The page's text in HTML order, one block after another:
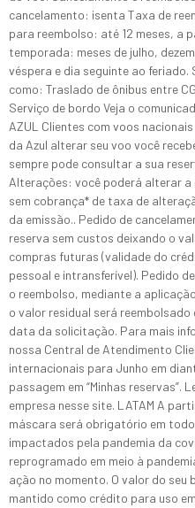
cancelamento: isenta Taxa de
para reembolso: até 12 meses, a
temporada: meses de julho,
véspera e dia seguinte ao
como: Traslado de ônibus entre
Serviço de bordo Veja o
AZUL Clientes com voos
da Azul alterar seu voo você
sempre pode consultar a sua
Alterações: você poderá alterar a
sem cobrança* de taxa de
da emissão.. Pedido de
reserva sem custos deixando o
compras futuras (validade do
pessoal e intransferível). Pedido
o reembolso, mediante a
o valor residual será reembolsado
data da solicitação. Para mais
nossa Central de Atendimento
internacionais para Junho em
passagem em “Minhas reservas”.
empresa nesse site. LATAM A
máscara será obrigatório em
impactados pela pandemia da
reprogramado em meio à
ação no momento. O valor do
mantido como crédito para uso